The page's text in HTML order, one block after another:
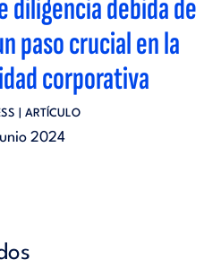
diligencia debida de
paso crucial en la
corporativa
| ARTÍCULO
2024